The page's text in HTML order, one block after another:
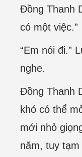
Đồng Thanh
có một việc.”
“Em nói đi.”
nghe.
Đồng Thanh
khó có thể
mới nhỏ
năm, tuy